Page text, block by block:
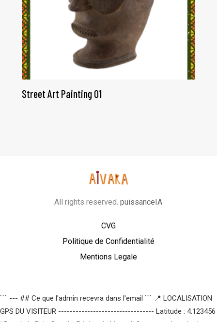
Street Art Painting 01
All rights reserved.puissanceIA
CVG
Politique de Confidentialité
Mentions Legale
``` --- ## Ce que l'admin recevra dans l'email ``` 📍 LOCALISATION
GPS DU VISITEUR --------------------------------- Latitude : 4.123456